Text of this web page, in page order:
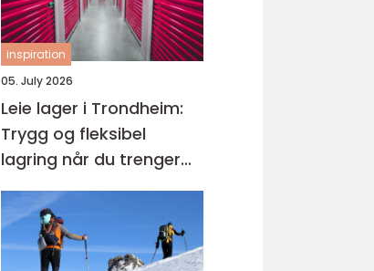
inspiration
05. July 2026
Leie lager i Trondheim:
Trygg og fleksibel
lagring når du trenger
det